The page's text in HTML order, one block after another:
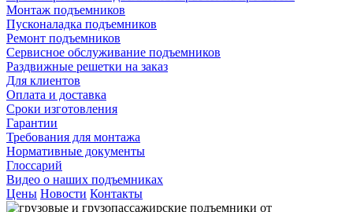
Монтаж подъемников
Пусконаладка подъемников
Ремонт подъемников
Сервисное обслуживание подъемников
Раздвижные решетки на заказ
Для клиентов
Оплата и доставка
Сроки изготовления
Гарантии
Требования для монтажа
Нормативные документы
Глоссарий
Видео о наших подъемниках
Цены Новости Контакты